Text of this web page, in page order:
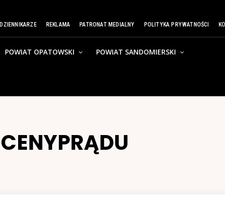
DZIENNIKARZE REKLAMA PATRONAT MEDIALNY POLITYKA PRYWATNOŚCI
POWIAT OPATOWSKI POWIAT SANDOMIERSKI
CENYPRĄDU